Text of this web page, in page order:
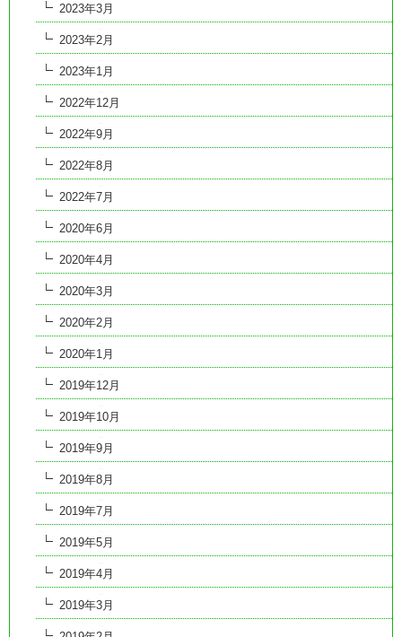
2023年3月
2023年2月
2023年1月
2022年12月
2022年9月
2022年8月
2022年7月
2020年6月
2020年4月
2020年3月
2020年2月
2020年1月
2019年12月
2019年10月
2019年9月
2019年8月
2019年7月
2019年5月
2019年4月
2019年3月